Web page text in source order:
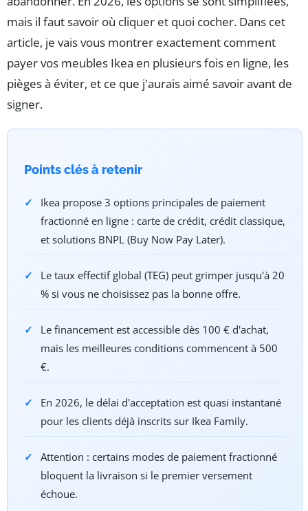
mais il faut savoir où cliquer et quoi cocher. Dans cet
article, je vais vous montrer exactement comment
payer vos meubles Ikea en plusieurs fois en ligne, les
pièges à éviter, et ce que j'aurais aimé savoir avant de
signer.
Points clés à retenir
Ikea propose 3 options principales de paiement
fractionné en ligne : carte de crédit, crédit classique,
et solutions BNPL (Buy Now Pay Later).
Le taux effectif global (TEG) peut grimper jusqu'à 20
% si vous ne choisissez pas la bonne offre.
Le financement est accessible dès 100 € d'achat,
mais les meilleures conditions commencent à 500
€.
En 2026, le délai d'acceptation est quasi instantané
pour les clients déjà inscrits sur Ikea Family.
Attention : certains modes de paiement fractionné
bloquent la livraison si le premier versement
échoue.